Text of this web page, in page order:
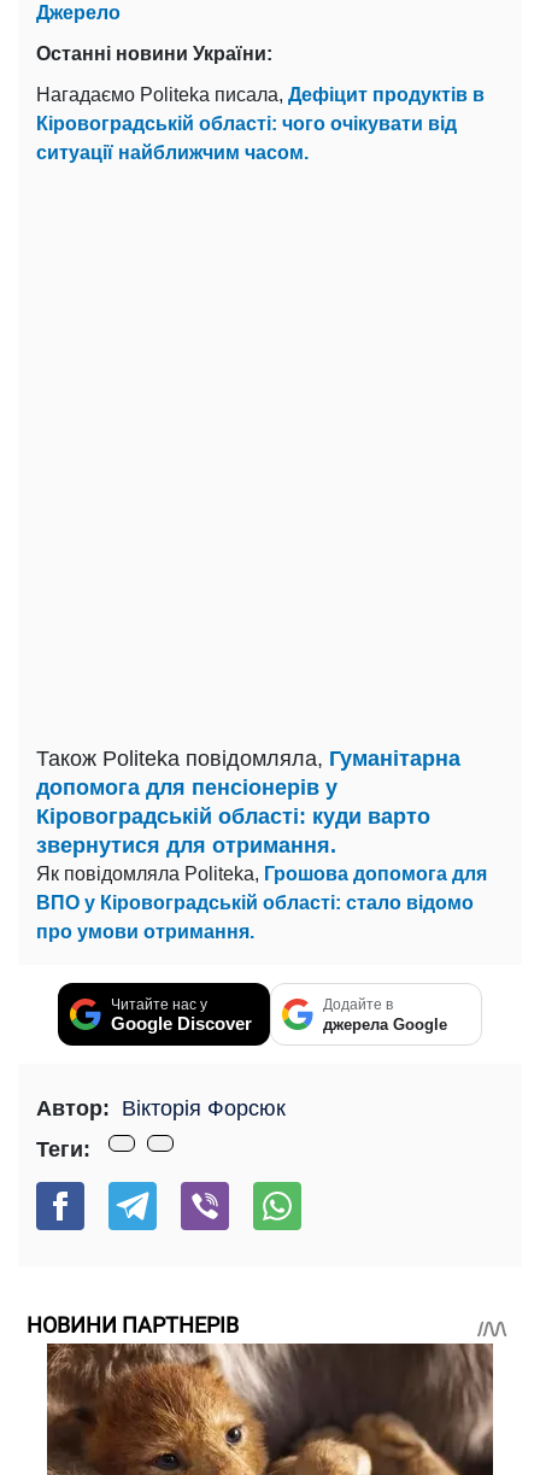
Джерело
Останні новини України:
Нагадаємо Politeka писала, Дефіцит продуктів в
Кіровоградській області: чого очікувати від
ситуації найближчим часом.
Також Politeka повідомляла, Гуманітарна
допомога для пенсіонерів у
Кіровоградській області: куди варто
звернутися для отримання.
Як повідомляла Politeka, Грошова допомога для
ВПО у Кіровоградській області: стало відомо
про умови отримання.
Читайте нас у
Google Discover
Додайте в
джерела Google
Автор: Вікторія Форсюк
Теги:
НОВИНИ ПАРТНЕРІВ